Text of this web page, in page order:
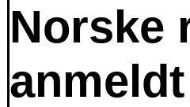
Norske